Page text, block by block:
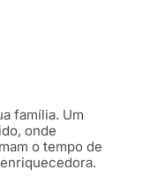
família. Um
onde
o tempo de